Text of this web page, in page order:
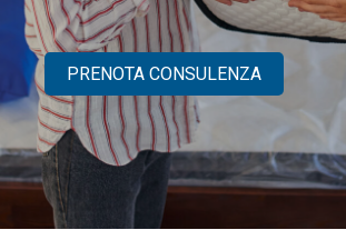
PRENOTA CONSULENZA